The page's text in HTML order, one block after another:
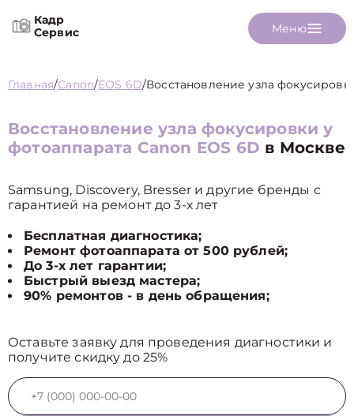
Кадр
Сервис
Меню
Главная/Canon/EOS 6D/Восстановление узла
Восстановление узла фокусировки у
фотоаппарата Canon EOS 6D в Москве
Samsung, Discovery, Bresser и другие бренды с
гарантией на ремонт до 3-х лет
Бесплатная диагностика;
Ремонт фотоаппарата от 500 рублей;
До 3-х лет гарантии;
Быстрый выезд мастера;
90% ремонтов - в день обращения;
Оставьте заявку для проведения диагностики и
получите скидку до 25%